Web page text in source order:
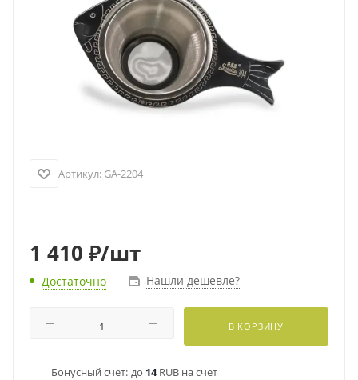
Артикул: GA-2204
1 410 ₽/шт
Достаточно Нашли дешевле?
В КОРЗИНУ
Бонусный счет: до 14RUB на счет